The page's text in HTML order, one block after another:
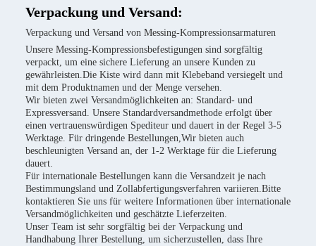
Verpackung und Versand:
Verpackung und Versand von Messing-Kompressionsarmaturen
Unsere Messing-Kompressionsbefestigungen sind sorgfältig
verpackt, um eine sichere Lieferung an unsere Kunden zu
gewährleisten.Die Kiste wird dann mit Klebeband versiegelt und
mit dem Produktnamen und der Menge versehen.
Wir bieten zwei Versandmöglichkeiten an: Standard- und
Expressversand. Unsere Standardversandmethode erfolgt über
einen vertrauenswürdigen Spediteur und dauert in der Regel 3-5
Werktage. Für dringende Bestellungen,Wir bieten auch
beschleunigten Versand an, der 1-2 Werktage für die Lieferung
dauert.
Für internationale Bestellungen kann die Versandzeit je nach
Bestimmungsland und Zollabfertigungsverfahren variieren.Bitte
kontaktieren Sie uns für weitere Informationen über internationale
Versandmöglichkeiten und geschätzte Lieferzeiten.
Unser Team ist sehr sorgfältig bei der Verpackung und
Handhabung Ihrer Bestellung, um sicherzustellen, dass Ihre